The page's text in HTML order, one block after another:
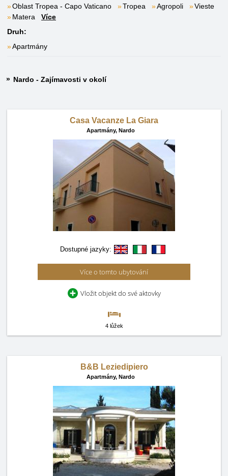
Oblast Tropea - Capo Vaticano
Tropea Agropoli
Vieste
Matera
Více
Druh:
Apartmány
Nardo - Zajímavosti v okolí
Casa Vacanze La Giara
Apartmány, Nardo
Dostupné jazyky:
Více o tomto ubytování
Vložit objekt do své aktovky
4 lůžek
B&B Leziedipiero
Apartmány, Nardo